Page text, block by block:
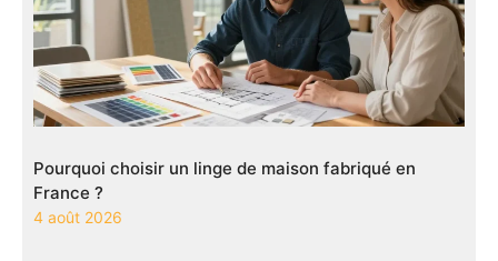
Pourquoi choisir un linge de maison fabriqué en
France ?
4 août 2026